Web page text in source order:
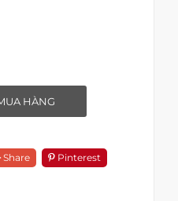
HÀNG
Share Pinterest